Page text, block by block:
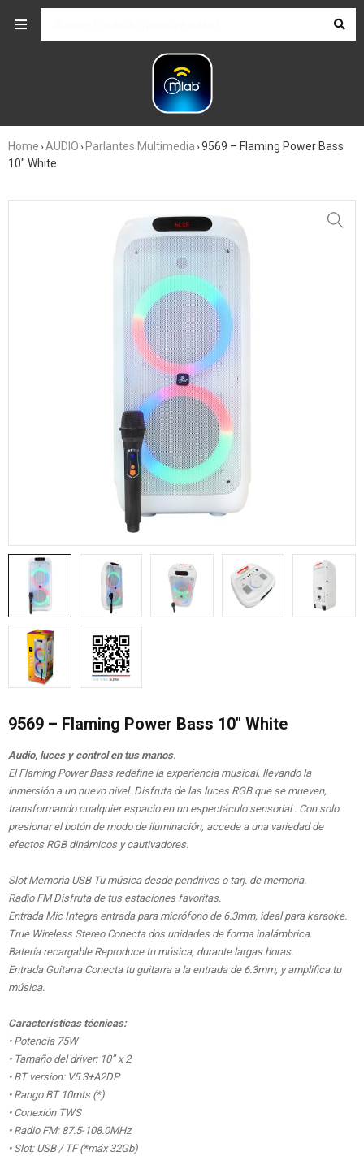
Home ›AUDIO › Parlantes Multimedia ›9569 – Flaming Power Bass
10″ White
9569 – Flaming Power Bass 10″ White
Audio, luces y control en tus manos.
El Flaming Power Bass redefine la experiencia musical, llevando la
inmersión a un nuevo nivel. Disfruta de las luces RGB que se mueven,
transformando cualquier espacio en un espectáculo sensorial . Con solo
presionar el botón de modo de iluminación, accede a una variedad de
efectos RGB dinámicos y cautivadores.
Slot Memoria USB Tu música desde pendrives o tarj. de memoria.
Radio FM Disfruta de tus estaciones favoritas.
Entrada Mic Integra entrada para micrófono de 6.3mm, ideal para karaoke.
True Wireless Stereo Conecta dos unidades de forma inalámbrica.
Batería recargable Reproduce tu música, durante largas horas.
Entrada Guitarra Conecta tu guitarra a la entrada de 6.3mm, y amplifica tu
música.
Características técnicas:
• Potencia 75W
• Tamaño del driver: 10” x 2
• BT version: V5.3+A2DP
• Rango BT 10mts (*)
• Conexión TWS
• Radio FM: 87.5-108.0MHz
• Slot: USB / TF (*máx 32Gb)